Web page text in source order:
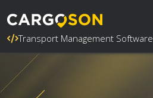
Transport Management Software